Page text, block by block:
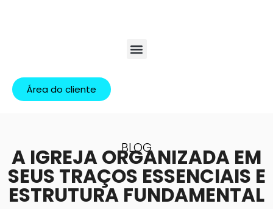
Área do cliente
BLOG
A IGREJA ORGANIZADA EM
SEUS TRAÇOS ESSENCIAIS E
ESTRUTURA FUNDAMENTAL